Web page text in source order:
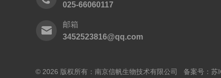
025-66060117
邮箱
3452523816@qq.com
© 2026 版权所有：南京信帆生物技术有限公司 备案号： 苏